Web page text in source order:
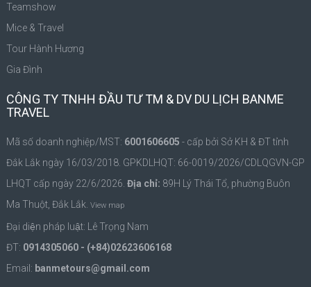
Teamshow
Mice & Travel
Tour Hành Hương
Gia Đình
CÔNG TY TNHH ĐẦU TƯ TM & DV DU LỊCH BANME
TRAVEL
Mã số doanh nghiệp/MST: 6001606605 - cấp bởi Sở KH & ĐT tỉnh
Đắk Lắk ngày 16/03/2018. GPKDLHQT: 66-0019/2026/CDLQGVN-GP
LHQT cấp ngày 22/6/2026. Địa chỉ: 89H Lý Thái Tổ, phường Buôn
Ma Thuột, Đắk Lắk. View map
Đại diện pháp luật: Lê Trọng Nam
ĐT: 0914305060 - (+84)02623606168
Email: banmetours@gmail.com